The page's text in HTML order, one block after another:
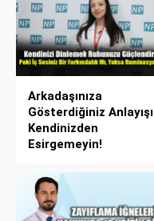
Arkadaşınıza
Gösterdiğiniz Anlayışı
Kendinizden
Esirgemeyin!